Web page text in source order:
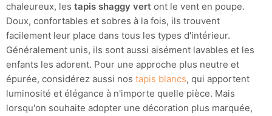
chaleureux, les tapis shaggy vert ont le vent en poupe.
Doux, confortables et sobres à la fois, ils trouvent
facilement leur place dans tous les types d'intérieur.
Généralement unis, ils sont aussi aisément lavables et les
enfants les adorent. Pour une approche plus neutre et
épurée, considérez aussi nos tapis blancs, qui apportent
luminosité et élégance à n'importe quelle pièce. Mais
lorsqu'on souhaite adopter une décoration plus marquée,